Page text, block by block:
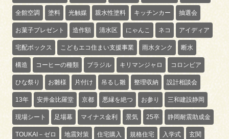
全館空調 塗料 光触媒 親水性塗料 キッチンカー 抽選会
お菓子プレゼント 造作額 清水区 にゃんこ ネコ アイディア
宅配ボックス こどもエコ住まい支援事業 雨水タンク 断水
構造 コーヒーの種類 ブラジル キリマンジャロ コロンビア
ひな祭り お雛様 片付け 吊るし雛 整理収納 設計相談会
13年 安井金比羅堂 京都 悪縁を絶つ お参り 三和建設静岡
現場シート 足場幕 マイナス金利 景気 25卒 静岡耐震助成金
TOUKAI－ゼロ 地震対策 住宅購入 規格住宅 入学式 玄関